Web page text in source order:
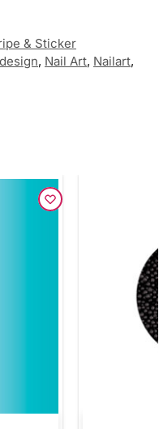
& Sticker
, Nail Art, Nailart,